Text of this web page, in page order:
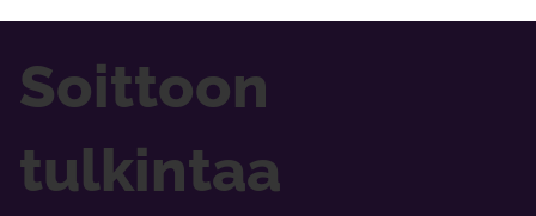
Soittoon
tulkintaa